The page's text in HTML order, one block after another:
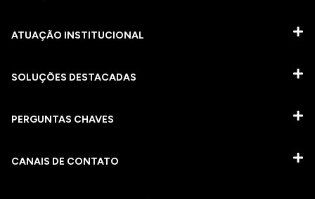
ATUAÇÃO INSTITUCIONAL
SOLUÇÕES DESTACADAS
PERGUNTAS CHAVES​
CANAIS DE CONTATO